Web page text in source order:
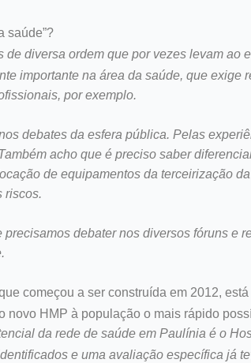
saúde”?
diversa ordem que por vezes levam ao
importante na área da saúde, que exige
por exemplo.
debates da esfera pública. Pelas
acho que é preciso saber
de equipamentos da terceirização
riscos.
debater nos diversos fóruns e
começou a ser construída em 2012,
novo HMP à população o mais rápido
da rede de saúde em Paulínia é o
e uma avaliação específica já